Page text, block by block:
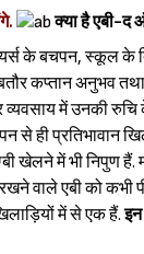
क्या है एबी-द
के बचपन, स्कूल के
कप्तान अनुभव तथा
में उनकी रुचि के
से ही प्रतिभावान
खेलने में भी निपुण हैं.
वाले एबी को कभी
में से एक हैं.इन